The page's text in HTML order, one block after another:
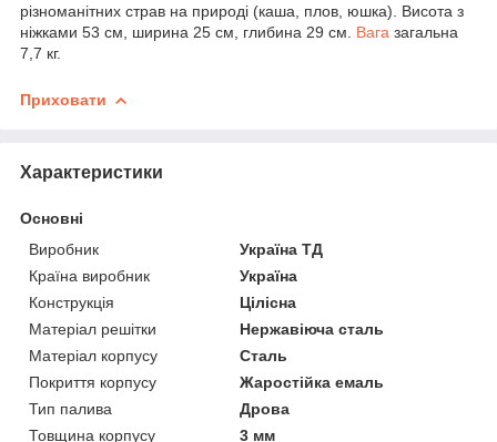
різноманітних страв на природі (каша, плов, юшка). Висота з
ніжками 53 см, ширина 25 см, глибина 29 см. Вага загальна
7,7 кг.
Приховати
Характеристики
Основні
Виробник
Україна ТД
Країна виробник
Україна
Конструкція
Цілісна
Матеріал решітки
Нержавіюча сталь
Матеріал корпусу
Сталь
Покриття корпусу
Жаростійка емаль
Тип палива
Дрова
Товщина корпусу
3 мм